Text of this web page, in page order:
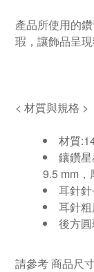
產品所使用的
瑕，讓飾品呈
< 材質與規格 >
材質
鑲鑽
9.5 mm
耳針
耳針
後方
請參考商品尺